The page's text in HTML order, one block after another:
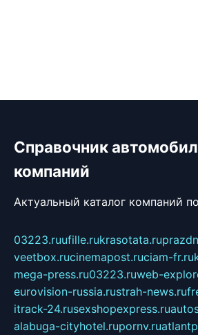
Справочник
компаний
Актуальный каталог компаний
03223.ruufille.rukrasotata.ru
veetbox.rucinemapost.ruciam-fr.ru
mega-press.ru03223.ruweb-
eurovision-russia.rustrah-news.ru
itrack-24.rusexshopexpress.ru
alabuga-cityhotel.rupornv.ru